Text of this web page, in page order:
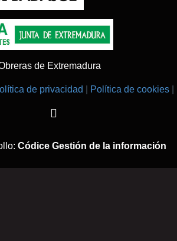
de privacidad Política de cookies
Códice Gestión de la información